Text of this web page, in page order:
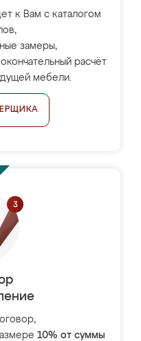
к Вам с каталогом
замеры,
расчёт
мебели.
10% от суммы